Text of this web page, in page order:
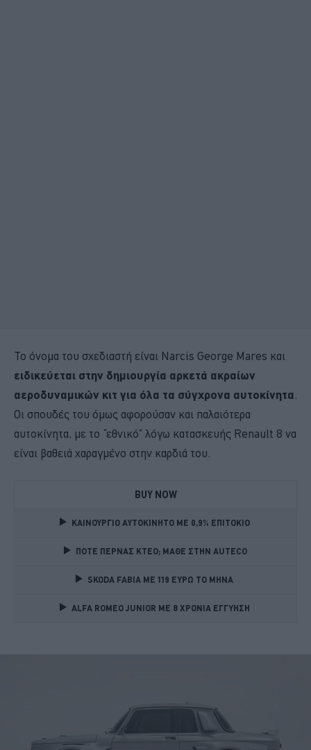
Το όνομα του σχεδιαστή είναι Narcis George Mares και
ειδικεύεται στην δημιουργία αρκετά ακραίων
αεροδυναμικών κιτ για όλα τα σύγχρονα αυτοκίνητα
Οι σπουδές του όμως αφορούσαν και παλαιότερα
αυτοκίνητα, με το “εθνικό” λόγω κατασκευής Renault 8 να
είναι βαθειά χαραγμένο στην καρδιά του.
BUY NOW
ΚΑΙΝΟΥΡΓΙΟ ΑΥΤΟΚΙΝΗΤΟ ΜΕ 0,9% ΕΠΙΤΟΚΙΟ
ΠΟΤΕ ΠΕΡΝΑΣ ΚΤΕΟ; ΜΑΘΕ ΣΤΗΝ ΑUTECO
SKODA FABIA ME 119 ΕΥΡΩ ΤΟ ΜΗΝΑ
ALFA ROMEO JUNIOR ME 8 ΧΡΟΝΙΑ ΕΓΓΥΗΣΗ